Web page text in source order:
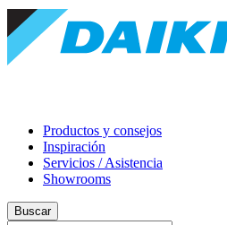
Productos y consejos
Inspiración
Servicios / Asistencia
Showrooms
Buscar